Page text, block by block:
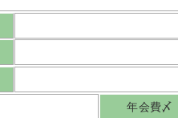
年会費〆